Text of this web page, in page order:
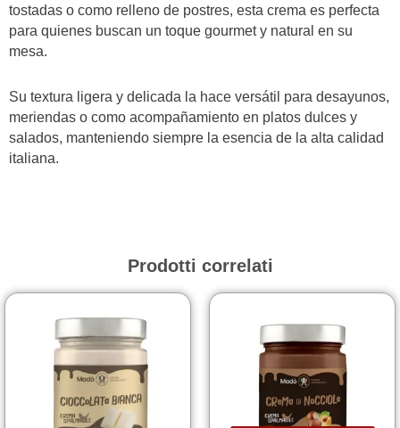
tostadas o como relleno de postres, esta crema es perfecta
para quienes buscan un toque gourmet y natural en su
mesa.
Su textura ligera y delicada la hace versátil para desayunos,
meriendas o como acompañamiento en platos dulces y
salados, manteniendo siempre la esencia de la alta calidad
italiana.
Prodotti correlati